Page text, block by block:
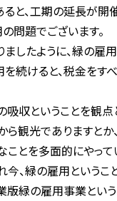
と、工期の延長が開
問題でございます。
したように、緑の雇
続けると、税金をす
吸収ということを観
ら観光でありますと
ことを多面的にやっ
今、緑の雇用という
版緑の雇用事業とい